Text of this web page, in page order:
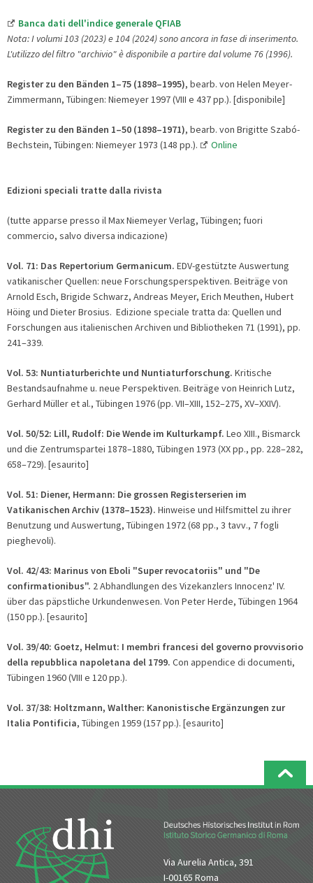
Banca dati dell'indice generale QFIAB
Nota: I volumi 103 (2023) e 104 (2024) sono ancora in fase di inserimento.
L'utilizzo del filtro "archivio" è disponibile a partire dal volume 76 (1996).
Register zu den Bänden 1–75 (1898–1995), bearb. von Helen Meyer-
Zimmermann, Tübingen: Niemeyer 1997 (VIII e 437 pp.). [disponibile]
Register zu den Bänden 1–50 (1898–1971), bearb. von Brigitte Szabó-
Bechstein, Tübingen: Niemeyer 1973 (148 pp.).
Online
Edizioni speciali tratte dalla rivista
(tutte apparse presso il Max Niemeyer Verlag, Tübingen; fuori
commercio, salvo diversa indicazione)
Vol. 71: Das Repertorium Germanicum. EDV-gestützte Auswertung
vatikanischer Quellen: neue Forschungsperspektiven. Beiträge von
Arnold Esch, Brigide Schwarz, Andreas Meyer, Erich Meuthen, Hubert
Höing und Dieter Brosius. Edizione speciale tratta da: Quellen und
Forschungen aus italienischen Archiven und Bibliotheken 71 (1991), pp.
241–339.
Vol. 53: Nuntiaturberichte und Nuntiaturforschung. Kritische
Bestandsaufnahme u. neue Perspektiven. Beiträge von Heinrich Lutz,
Gerhard Müller et al., Tübingen 1976 (pp. VII–XIII, 152–275, XV–XXIV).
Vol. 50/52: Lill, Rudolf: Die Wende im Kulturkampf. Leo XIII., Bismarck
und die Zentrumspartei 1878–1880, Tübingen 1973 (XX pp., pp. 228–282,
658–729). [esaurito]
Vol. 51: Diener, Hermann: Die grossen Registerserien im
Vatikanischen Archiv (1378–1523). Hinweise und Hilfsmittel zu ihrer
Benutzung und Auswertung, Tübingen 1972 (68 pp., 3 tavv., 7 fogli
pieghevoli).
Vol. 42/43: Marinus von Eboli "Super revocatoriis" und "De
confirmationibus". 2 Abhandlungen des Vizekanzlers Innocenz' IV.
über das päpstliche Urkundenwesen. Von Peter Herde, Tübingen 1964
(150 pp.). [esaurito]
Vol. 39/40: Goetz, Helmut: I membri francesi del governo provvisorio
della repubblica napoletana del 1799. Con appendice di documenti,
Tübingen 1960 (VIII e 120 pp.).
Vol. 37/38: Holtzmann, Walther: Kanonistische Ergänzungen zur
Italia Pontificia, Tübingen 1959 (157 pp.). [esaurito]
Via Aurelia Antica, 391
I-00165 Roma